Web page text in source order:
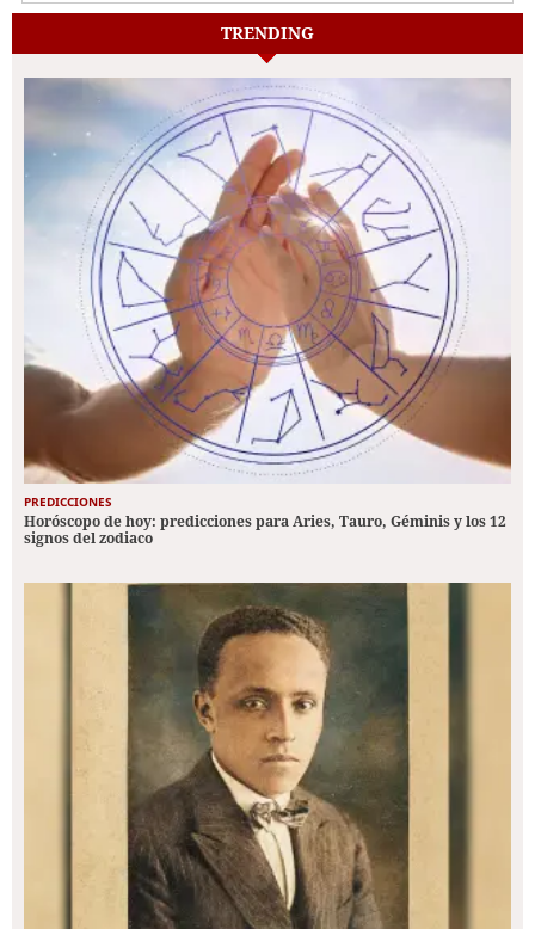
TRENDING
PREDICCIONES
Horóscopo de hoy: predicciones para Aries, Tauro, Géminis y los 12
signos del zodiaco